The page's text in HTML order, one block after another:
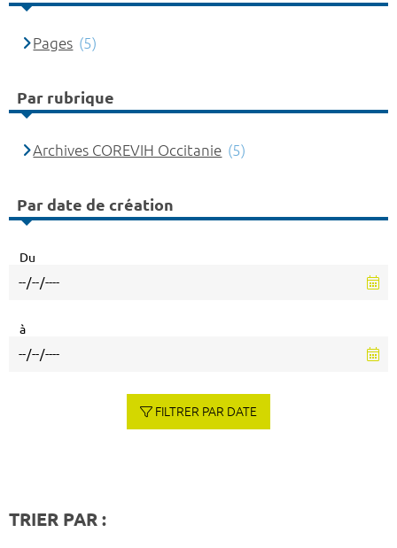
Pages (5)
Par rubrique
Archives COREVIH Occitanie (5)
Par date de création
Du
à
FILTRER PAR DATE
TRIER PAR :